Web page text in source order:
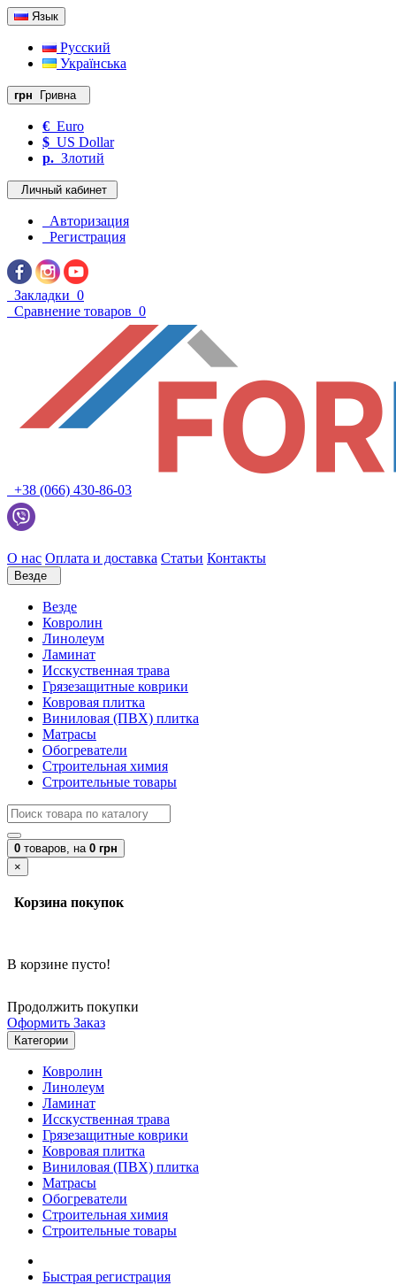
Язык
Русский
Українська
грн Гривна
€ Euro
$ US Dollar
р. Злотий
Личный кабинет
Авторизация
Регистрация
Закладки 0
Сравнение товаров 0
+38 (066) 430-86-03
О нас Оплата и доставка Статьи Контакты
Везде
Везде
Ковролин
Линолеум
Ламинат
Исскуственная трава
Грязезащитные коврики
Ковровая плитка
Виниловая (ПВХ) плитка
Матрасы
Обогреватели
Строительная химия
Строительные товары
0 товаров, на 0 грн
×
Корзина покупок
В корзине пусто!
Продолжить покупки
Оформить Заказ
Категории
Ковролин
Линолеум
Ламинат
Исскуственная трава
Грязезащитные коврики
Ковровая плитка
Виниловая (ПВХ) плитка
Матрасы
Обогреватели
Строительная химия
Строительные товары
Быстрая регистрация